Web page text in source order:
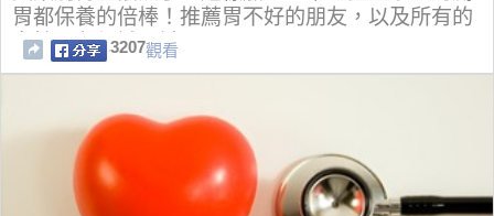
胃都保養的倍棒！推薦胃不好的朋友，以及所有的
女性朋友都試一試！
3207觀看